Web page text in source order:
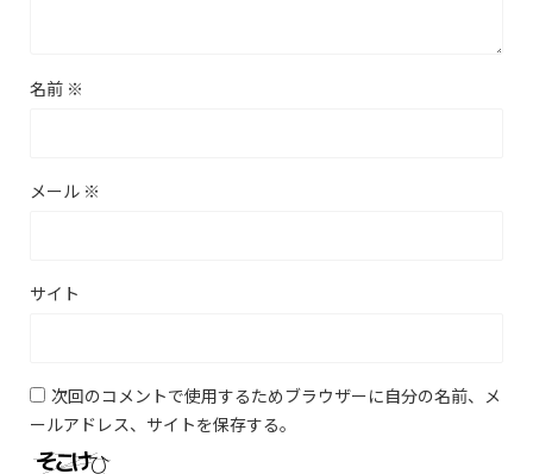
名前 ※
メール ※
サイト
次回のコメントで使用するためブラウザーに自分の名前、メ
ールアドレス、サイトを保存する。